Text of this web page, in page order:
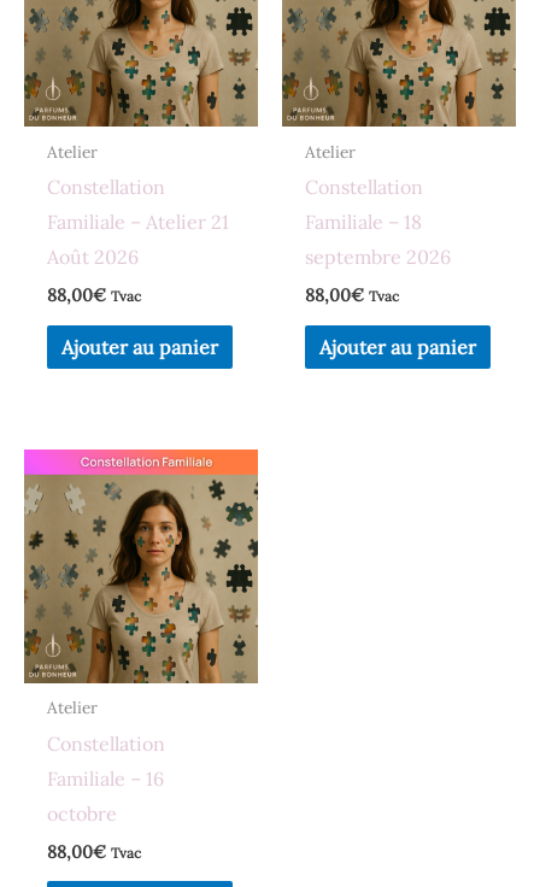
Atelier
Constellation
Familiale – Atelier 21
Août 2026
88,00€ Tvac
Ajouter au panier
Atelier
Constellation
Familiale – 18
septembre 2026
88,00€ Tvac
Ajouter au panier
Atelier
Constellation
Familiale – 16
octobre
88,00€ Tvac